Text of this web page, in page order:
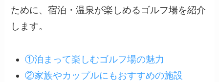
ために、宿泊・温泉が楽しめるゴルフ場を紹介
します。
①泊まって楽しむゴルフ場の魅力
②家族やカップルにもおすすめの施設